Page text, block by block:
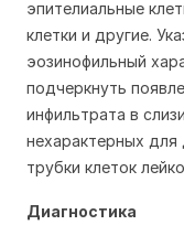
эпителиальные
клетки и другие.
эозинофильный
подчеркнуть
инфильтрата в
нехарактерных
трубки клеток
Диагностика